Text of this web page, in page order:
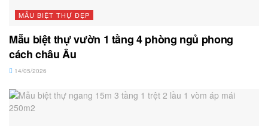
MẪU BIỆT THỰ ĐẸP
Mẫu biệt thự vườn 1 tầng 4 phòng ngủ phong
cách châu Âu
14/05/2026